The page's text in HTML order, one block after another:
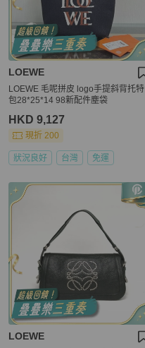
LOEWE
LOEWE 毛呢拼皮 logo手提斜背托特
包28*25*14 98新配件塵袋
HKD 9,127
現折 200
狀況良好 台灣 免運
LOEWE